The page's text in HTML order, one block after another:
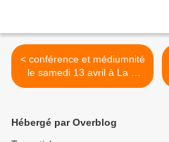
< conférence et médiumnité
le samedi 13 avril à La R
oche sur Yon
Hébergé par Overblog